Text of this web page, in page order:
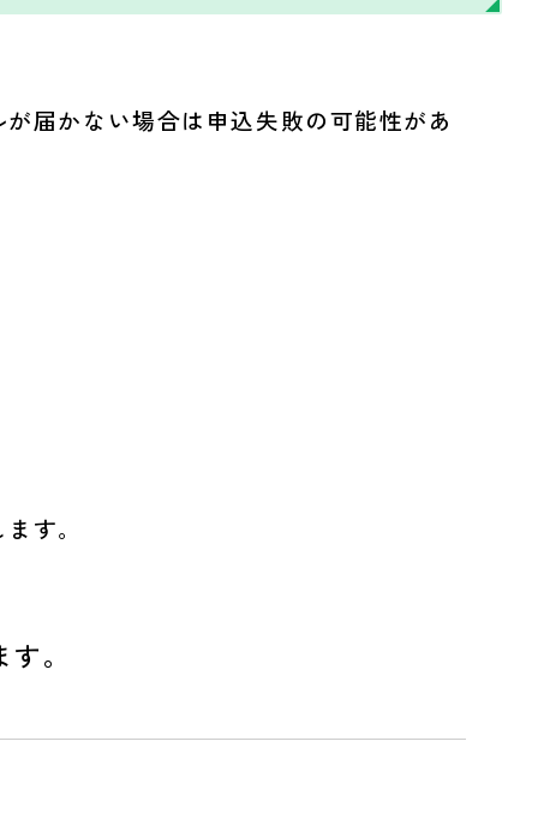
届かない場合は申込失敗の可能性があ
す。
。